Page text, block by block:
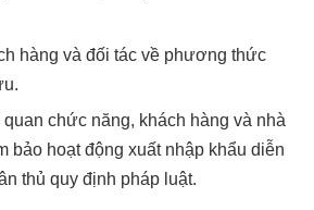
hàng và đối tác về phương thức
chức năng, khách hàng và nhà
bảo hoạt động xuất nhập khẩu diễn
thủ quy định pháp luật.